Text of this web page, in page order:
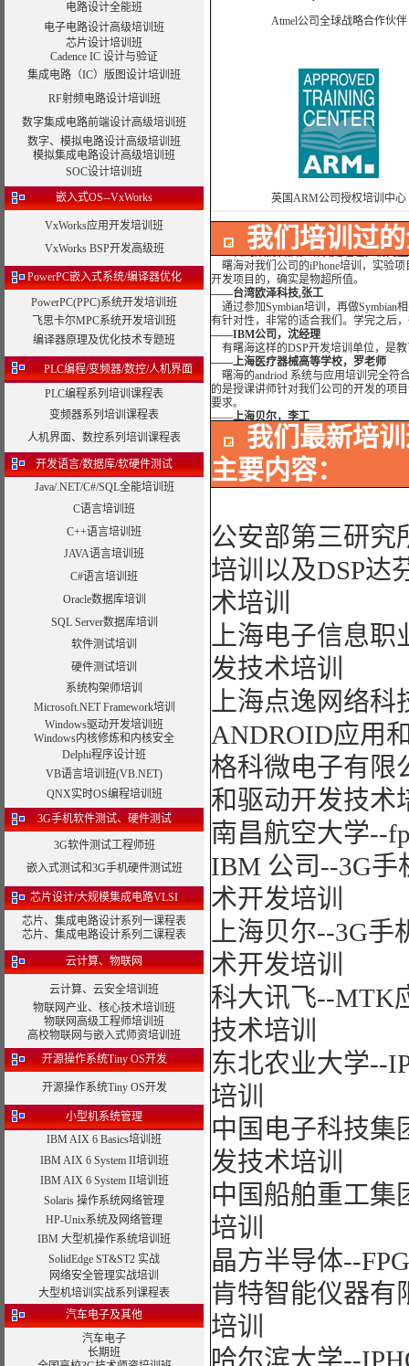
电路设计全能班
电子电路设计高级培训班
芯片设计培训班
Cadence IC 设计与验证
集成电路（IC）版图设计培训班
RF射频电路设计培训班
数字集成电路前端设计高级培训班
数字、模拟电路设计高级培训班
模拟集成电路设计高级培训班
SOC设计培训班
嵌入式OS--VxWorks
VxWorks应用开发培训班
VxWorks BSP开发高级班
PowerPC嵌入式系统/编译器优化
PowerPC(PPC)系统开发培训班
飞思卡尔MPC系统开发培训班
编译器原理及优化技术专题班
PLC编程/变频器/数控/人机界面
PLC编程系列培训课程表
变频器系列培训课程表
人机界面、数控系列培训课程表
开发语言/数据库/软硬件测试
Java/.NET/C#/SQL全能培训班
C语言培训班
C++语言培训班
JAVA语言培训班
C#语言培训班
Oracle数据库培训
SQL Server数据库培训
软件测试培训
硬件测试培训
系统构架师培训
Microsoft.NET Framework培训
Windows驱动开发培训班
Windows内核修炼和内核安全
Delphi程序设计班
VB语言培训班(VB.NET)
QNX实时OS编程培训班
3G手机软件测试、硬件测试
3G软件测试工程师班
嵌入式测试和3G手机硬件测试班
芯片设计/大规模集成电路VLSI
芯片、集成电路设计系列一课程表
芯片、集成电路设计系列二课程表
云计算、物联网
云计算、云安全培训班
物联网产业、核心技术培训班
物联网高级工程师培训班
高校物联网与嵌入式师资培训班
开源操作系统Tiny OS开发
开源操作系统Tiny OS开发
小型机系统管理
IBM AIX 6 Basics培训班
IBM AIX 6 System II培训班
IBM AIX 6 System II培训班
Solaris 操作系统网络管理
HP-Unix系统及网络管理
IBM 大型机操作系统培训班
SolidEdge ST&ST2 实战
网络安全管理实战培训
大型机培训实战系列课程表
汽车电子及其他
汽车电子
长期班
Atmel公司全球战略合作伙伴
英国ARM公司授权培训中心
我们培训过
曙海的andriod 系统与应用培训完全符
的是授课讲师针对我们公司的开发的项
曙海培训DSP2000的老师，上课思路
达到了我们想要的效果，希望继续合作
——中国电子科技集团技术部主任 马工
曙海的FPGA 培训很好地填补了高校
的发展，有利于课程的发展，有利于社
——上海电子学院，冯老师
曙海给我们公司提供的Dsp6000培训
与曙海的合作非常愉快。
——公安部第三研究所，项目部负责人
MTK培训-我在网上找了很久，就是找
识面很广。下一个还想培训IPHONE苹
——台湾双扬科技，研发处经理，杨先生
曙海对我们公司的iPhone培训，实验
开发项目的，确实是物超所值。
——台湾欧泽科技,张工
通过参加Symbian培训，再做Symbian
有针对性，非常的适合我们。学完之后
——IBM公司，沈经理
有曙海这样的DSP开发培训单位，是教
——上海医疗器械高等学校，罗老师
曙海的andriod 系统与应用培训完全符
的是授课讲师针对我们公司的开发的项
要求。
——上海贝尔，李工
曙海培训DSP2000的老师，上课思路
达到了我们想要的效果，希望继续合作
——中国电子科技集团技术部主任 马工
曙海的FPGA 培训很好地填补了高校
的发展，有利于课程的发展，有利于社
——上海电子学院，冯老师
曙海给我们公司提供的Dsp6000培训，
MTK培训-我在网上找了很久，就是找
识面很广。下一个还想培训IPHONE苹
——台湾双扬科技，研发处经理，杨先生
曙海对我们公司的iPhone培训，实验项
开发项目的，确实是物超所值。
——台湾欧泽科技,张工
通过参加Symbian培训，再做Symbian
有针对性，非常的适合我们。学完之后
——IBM公司，沈经理
有曙海这样的DSP开发培训单位，是
——上海医疗器械高等学校，罗老师
我们最新培
主要内容：
公安部第三研究
培训以及DSP达
术培训
上海电子信息职
发技术培训
上海点逸网络科
ANDROID应用
格科微电子有
和驱动开发技术
南昌航空大学--
IBM 公司--3G手
术开发培训
上海贝尔--3G手
术开发培训
科大讯飞--MTK
技术培训
东北农业大学--
培训
中国电子科技集
发技术培训
中国船舶重工集
培训
晶方半导体--
肯特智能仪器有
培训
哈尔滨大学--